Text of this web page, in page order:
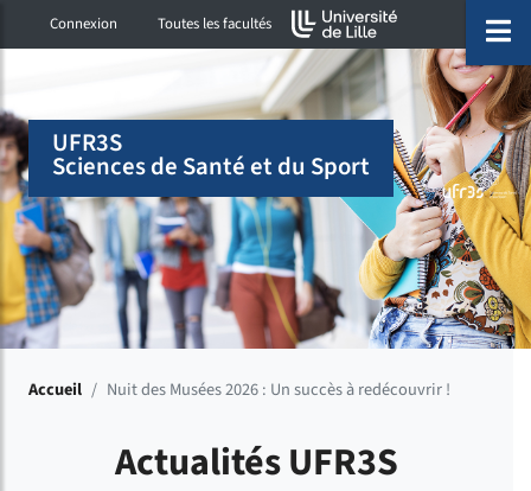
Accéder au menu principal
Accéder à la recherche
Accéder au pied de page
Connexion Toutes les facultés
menu
UFR3S
Sciences de Santé et du Sport
Accueil / Nuit des Musées 2026 : Un succès à redécouvrir !
Actualités UFR3S